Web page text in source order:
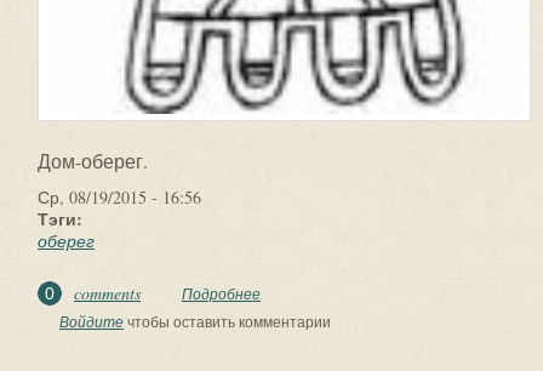
Дом-оберег.
Ср, 08/19/2015 - 16:56
Тэги:
оберег
0 comments Подробнее
Войдитечтобы оставить комментарии